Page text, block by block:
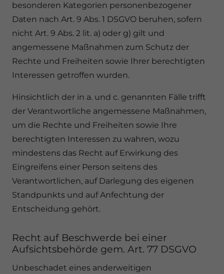
besonderen Kategorien personenbezogener
Daten nach Art. 9 Abs. 1 DSGVO beruhen, sofern
nicht Art. 9 Abs. 2 lit. a) oder g) gilt und
angemessene Maßnahmen zum Schutz der
Rechte und Freiheiten sowie Ihrer berechtigten
Interessen getroffen wurden.
Hinsichtlich der in a. und c. genannten Fälle trifft
der Verantwortliche angemessene Maßnahmen,
um die Rechte und Freiheiten sowie Ihre
berechtigten Interessen zu wahren, wozu
mindestens das Recht auf Erwirkung des
Eingreifens einer Person seitens des
Verantwortlichen, auf Darlegung des eigenen
Standpunkts und auf Anfechtung der
Entscheidung gehört.
Recht auf Beschwerde bei einer
Aufsichtsbehörde gem. Art. 77 DSGVO
Unbeschadet eines anderweitigen